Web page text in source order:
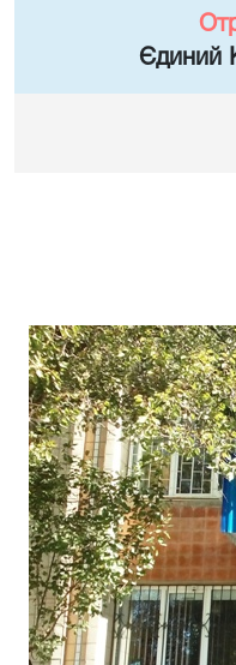
Єдиний